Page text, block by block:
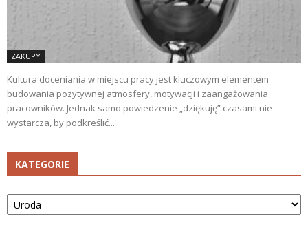
ZAKUPY
Kultura doceniania w miejscu pracy jest kluczowym elementem
budowania pozytywnej atmosfery, motywacji i zaangażowania
pracowników. Jednak samo powiedzenie „dziękuję” czasami nie
wystarcza, by podkreślić...
KATEGORIE
Kategorie